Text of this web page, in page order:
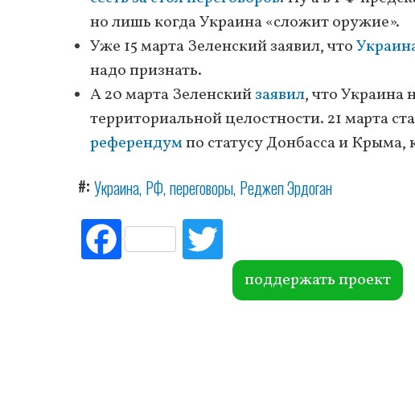
но лишь когда Украина «сложит оружие».
Уже 15 марта Зеленский заявил, что
надо признать.
А 20 марта Зеленскийзаявил, что Украина
территориальной целостности. 21 марта
референдумпо статусу Донбасса и
# Украина РФ переговоры Реджеп Эрдоган
Fac
ebo itte
r поддержать проект